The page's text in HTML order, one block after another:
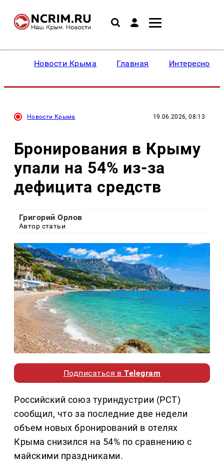
Новости Крыма Главная Интересное
Новости Крыма 19.06.2026, 08:13
Бронирования в Крыму
упали на 54% из-за
дефицита средств
Григорий Орлов
Автор статьи
Подписаться вTelegram
Российский союз туриндустрии (РСТ)
сообщил, что за последние две недели
объем новых бронирований в отелях
Крыма снизился на 54% по сравнению с
майскими праздниками.